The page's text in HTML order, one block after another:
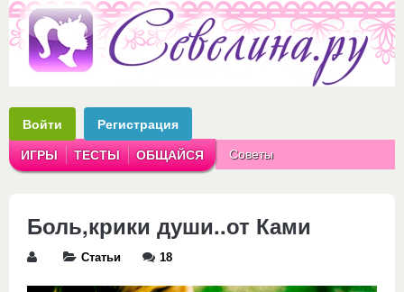
Войти Регистрация
ИГРЫ ТЕСТЫ ОБЩАЙСЯ Советы
Боль,крики души..от Ками
Статьи 18